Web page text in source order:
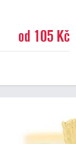
od 105 Kč